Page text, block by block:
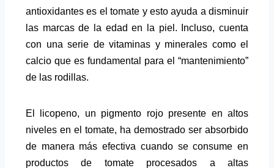
antioxidantes es el tomate y esto ayuda a disminuir
las marcas de la edad en la piel. Incluso, cuenta
con una serie de vitaminas y minerales como el
calcio que es fundamental para el “mantenimiento”
de las rodillas.
El licopeno, un pigmento rojo presente en altos
niveles en el tomate, ha demostrado ser absorbido
de manera más efectiva cuando se consume en
productos de tomate procesados a altas